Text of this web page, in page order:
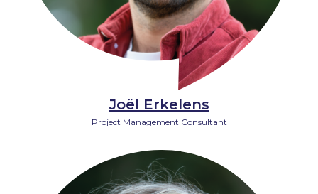
Joël Erkelens
Project Management Consultant